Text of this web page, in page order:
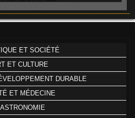
ET SOCIÉTÉ
ET CULTURE
DURABLE
ET MÉDECINE